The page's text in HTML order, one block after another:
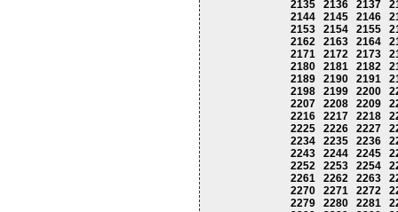
2135
2136 2137
2144
2145 2146
2153
2154 2155
2162
2163 2164
2171
2172 2173
2180
2181 2182
2189
2190 2191
2198
2199 2200
2207
2208 2209
2216
2217 2218
2225
2226 2227
2234
2235 2236
2243
2244 2245
2252
2253 2254
2261
2262 2263
2270
2271 2272
2279
2280 2281